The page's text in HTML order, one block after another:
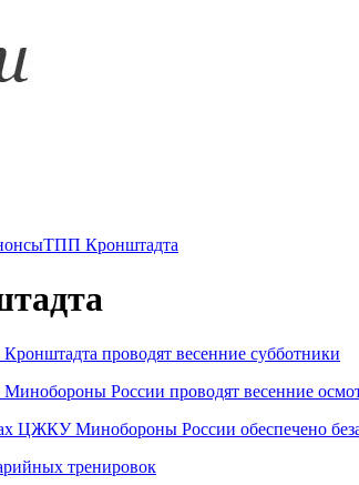
ТПП Кронштадта
проводят весенние субботники
России проводят весенние
ЦЖКУ Минобороны России обеспечено
тренировок